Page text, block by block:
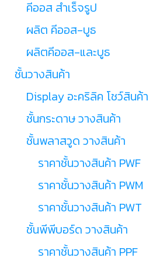
คีออส สำเร็จรูป
ผลิต คีออส-บูธ
ผลิตคีออส-และบูธ
ชั้นวางสินค้า
Display อะคริลิค โชว์สินค้า
ชั้นกระดาษ วางสินค้า
ชั้นพลาสวูด วางสินค้า
ราคาชั้นวางสินค้า PWF
ราคาชั้นวางสินค้า PWM
ราคาชั้นวางสินค้า PWT
ชั้นพีพีบอร์ด วางสินค้า
ราคาชั้นวางสินค้า PPF